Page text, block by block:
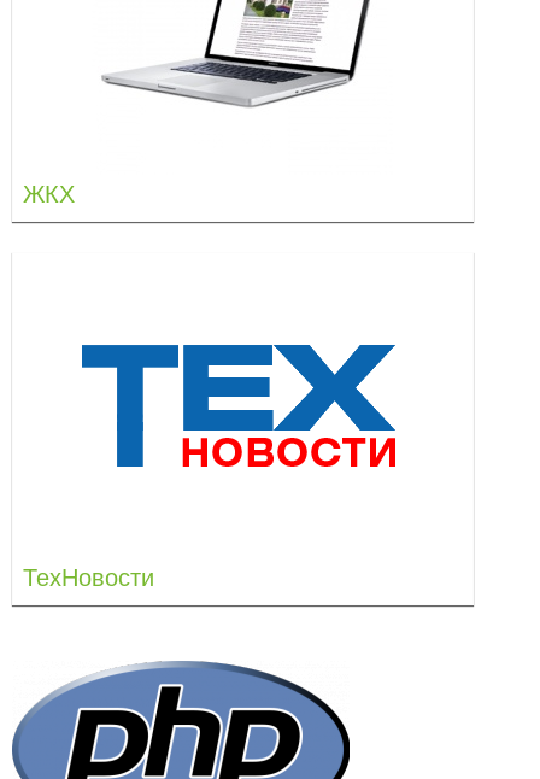
ЖКХ
ТехНовости